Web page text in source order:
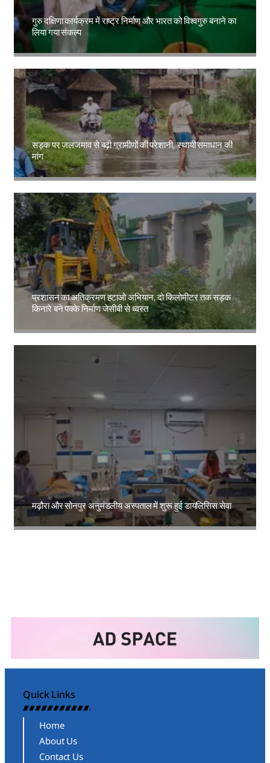
गुरु दक्षिणा कार्यक्रम में राष्ट्र निर्माण और भारत को विश्वगुरु बनाने का
लिया गया संकल्प
सड़क पर जलजमाव से बढ़ी ग्रामीणों की परेशानी, स्थायी समाधान की
मांग
Amit Lekh
प्रशासन का अतिक्रमण हटाओ अभियान, दो किलोमीटर तक सड़क
किनारे बने पक्के निर्माण जेसीबी से ध्वस्त
मढ़ौरा और सोनपुर अनुमंडलीय अस्पताल में शुरू हुई डायलिसिस सेवा
Amit Lekh
Quick Links
Home
About Us
Contact Us